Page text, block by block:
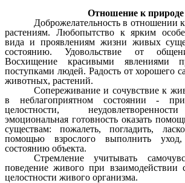
Отношение к природе
Доброжелательность в
растениям. Любопытство к ярким
вида и проявлениям жизни живых
состоянию. Удовольствие от
Восхищение красивыми явлениями
поступками людей. Радость от хорошего
животных, растений.
Сопереживание и сочувствие к
в неблагоприятном состоянии -
целостности,
эмоциональная готовность оказать
существам: пожалеть, погладить,
помощью взрослого выполнить уход,
состоянию объекта.
Стремление учитывать
поведение живого при
целостности живого организма.